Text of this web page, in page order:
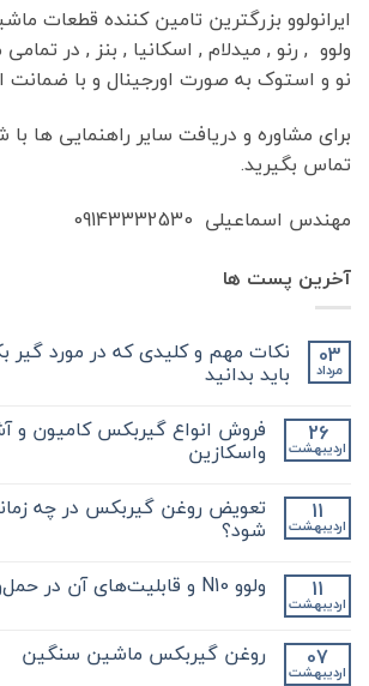
ایرانولوو بزرگترین تامین کننده قطعات
ولوو , رنو , میدلام , اسکانیا , بنز , در
نو و استوک به صورت اورجینال و با ضمانت
برای مشاوره و دریافت سایر راهنمایی ها
تماس بگیرید.
مهندس اسماعیلی 09143332530
آخرین پست ها
03
مرداد باید بدانید
دیدگاهی
نکات
مهم
کلیدی
در
مورد
بکس
کامیون
باید
نشده 26
اردیبهشت
فروش انواع گیربکس کامیون و
واسکازین
برای
فروش
انواع
و
آشنایی
واسکازین
ثبت
نشده 11
اردیبهشت
تعویض روغن گیربکس در چه
شود؟
برای
تعویض
در
چه
ثبت
نشده 11
اردیبهشت
ولوو N10 و قابلیت‌های آن در حمل‌ونقل
ولوو
N10
ثبت
نشده 07
اردیبهشت
روغن گیربکس ماشین سنگین